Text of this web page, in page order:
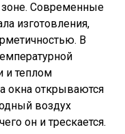
Современные
изготовления,
В
и теплом
окна открываются
воздух
он и трескается.